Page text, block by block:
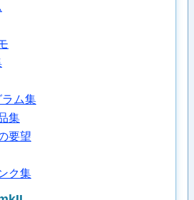
ム集
集
要望
ク集